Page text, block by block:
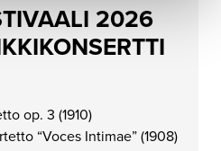
2026
op. 3 (1910)
tetto “Voces Intimae”(1908)